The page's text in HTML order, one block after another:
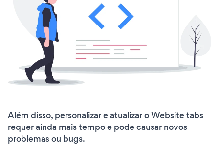
Além disso, personalizar e atualizar o Website tabs
requer ainda mais tempo e pode causar novos
problemas ou bugs.